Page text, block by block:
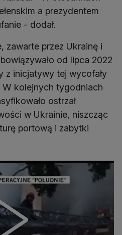
a prezydentem
- dodał.
zawarte przez Ukrainę i
od lipca 2022
z inicjatywy tej wycofały
W kolejnych tygodniach
ostrzał
w Ukrainie, niszcząc
portową i zabytki